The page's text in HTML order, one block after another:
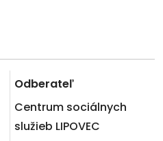
Odberateľ
Centrum sociálnych
služieb LIPOVEC